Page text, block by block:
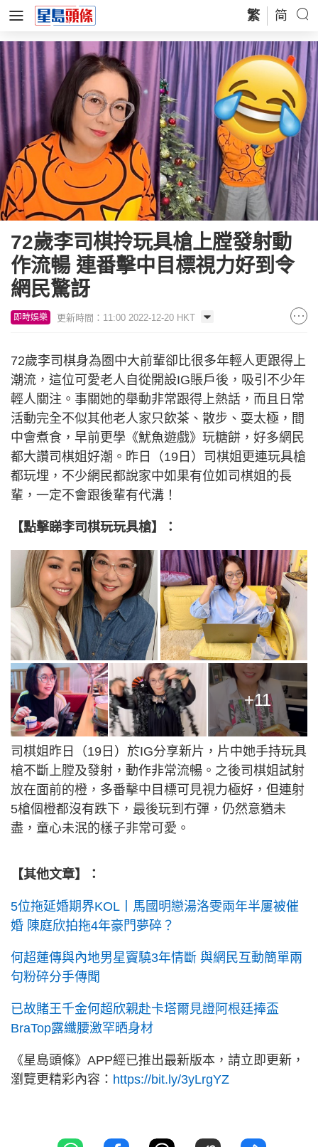
繁 简
72歲李司棋拎玩具槍上膛發射動
作流暢 連番擊中目標視力好到令
網民驚訝
即時娛樂 更新時間：11:00 2022-12-20 HKT
72歲李司棋身為圈中大前輩卻比很多年輕人更跟得上
潮流，這位可愛老人自從開設IG賬戶後，吸引不少年
輕人關注。事關她的舉動非常跟得上熱話，而且日常
活動完全不似其他老人家只飲茶、散步、耍太極，間
中會煮食，早前更學《魷魚遊戲》玩糖餅，好多網民
都大讚司棋姐好潮。昨日（19日）司棋姐更連玩具槍
都玩埋，不少網民都說家中如果有位如司棋姐的長
輩，一定不會跟後輩有代溝！
【點擊睇李司棋玩玩具槍】：
+11
司棋姐昨日（19日）於IG分享新片，片中她手持玩具
槍不斷上膛及發射，動作非常流暢。之後司棋姐試射
放在面前的橙，多番擊中目標可見視力極好，但連射
5槍個橙都沒有跌下，最後玩到冇彈，仍然意猶未
盡，童心未泯的樣子非常可愛。
【其他文章】：
5位拖延婚期界KOL丨馬國明戀湯洛雯兩年半屢被催
婚 陳庭欣拍拖4年豪門夢碎？
何超蓮傳與內地男星竇驍3年情斷 與網民互動簡單兩
句粉碎分手傳聞
已故賭王千金何超欣親赴卡塔爾見證阿根廷捧盃
BraTop露纖腰激罕晒身材
《星島頭條》APP經已推出最新版本，請立即更新，
瀏覽更精彩內容： https://bit.ly/3yLrgYZ